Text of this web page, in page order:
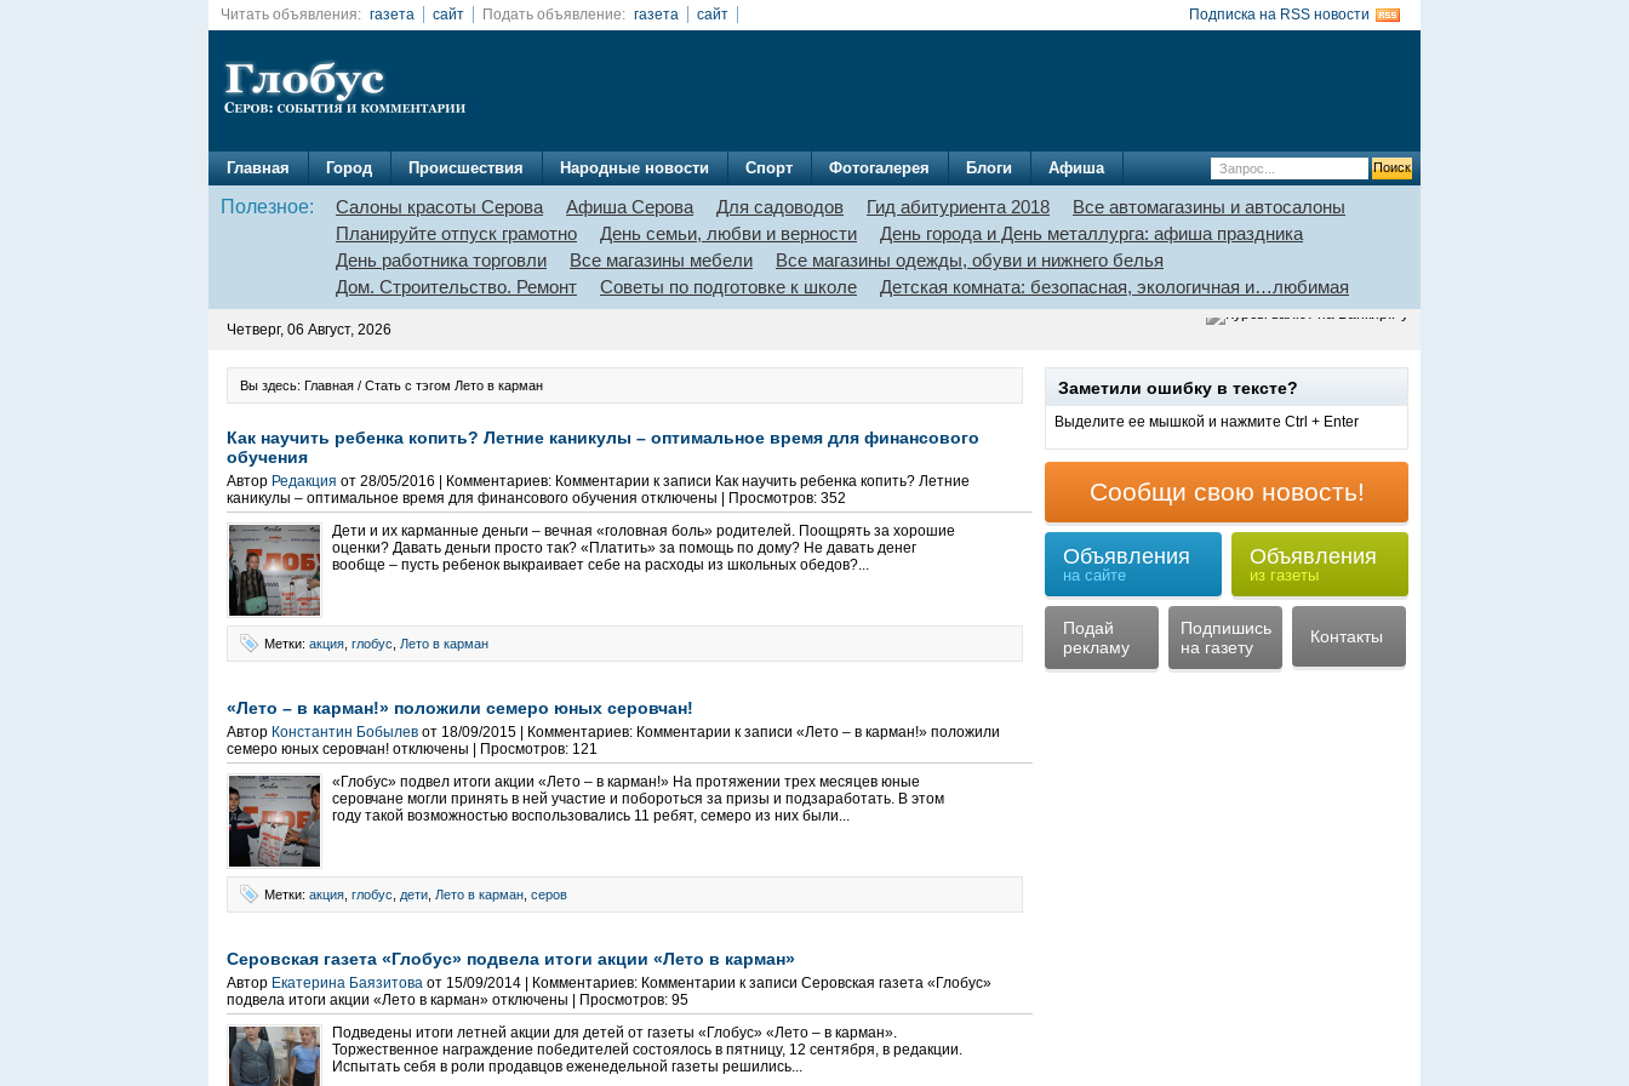
Читать объявления: газета сайт Подать объявление: газета сайт Подписка на RSS новости
Главная Город Происшествия Народные новости Спорт Фотогалерея Блоги Афиша
Полезное: Салоны красоты Серова Афиша Серова Для садоводов Гид абитуриента 2018
Все автомагазины и автосалоны
Планируйте отпуск грамотно
День семьи, любви и верности
День города и День металлурга: афиша праздника
День работника торговли
Все магазины мебели
Все магазины одежды, обуви и нижнего белья
Дом. Строительство. Ремонт
Советы по подготовке к школе Детская комната: безопасная, экологичная и…любимая
Четверг, 06 Август, 2026
Вы здесь: Главная / Стать с тэгом Лето в карман
Как научить ребенка копить? Летние каникулы – оптимальное время для финансового
обучения
Автор Редакция от 28/05/2016 | Комментариев: Комментарии к записи Как научить ребенка копить? Летние
каникулы – оптимальное время для финансового обучения отключены | Просмотров: 352
Дети и их карманные деньги – вечная «головная боль» родителей. Поощрять за хорошие
оценки? Давать деньги просто так? «Платить» за помощь по дому? Не давать денег
вообще – пусть ребенок выкраивает себе на расходы из школьных обедов?...
Метки: акция глобус Лето в карман
«Лето – в карман!» положили семеро юных серовчан!
Автор Константин Бобылев от 18/09/2015 | Комментариев: Комментарии к записи «Лето – в карман!» положили
семеро юных серовчан! отключены | Просмотров: 121
«Глобус» подвел итоги акции «Лето – в карман!» На протяжении трех месяцев юные
серовчане могли принять в ней участие и побороться за призы и подзаработать. В этом
году такой возможностью воспользовались 11 ребят, семеро из них были...
Метки: акция глобус дети Лето в карман серов
Серовская газета «Глобус» подвела итоги акции «Лето в карман»
Автор Екатерина Баязитова от 15/09/2014 | Комментариев: Комментарии к записи Серовская газета «Глобус»
подвела итоги акции «Лето в карман» отключены | Просмотров: 95
Подведены итоги летней акции для детей от газеты «Глобус» «Лето – в карман».
Торжественное награждение победителей состоялось в пятницу, 12 сентября, в редакции.
Испытать себя в роли продавцов еженедельной газеты решились...
Заметили ошибку в тексте?
Выделите ее мышкой и нажмите Ctrl + Enter
Сообщи свою новость!
Объявления
на сайте
Объявления
из газеты
Подай
рекламу
Подпишись
на газету
Контакты